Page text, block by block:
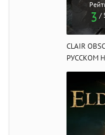
3 /
CLAIR
РУССКОМ